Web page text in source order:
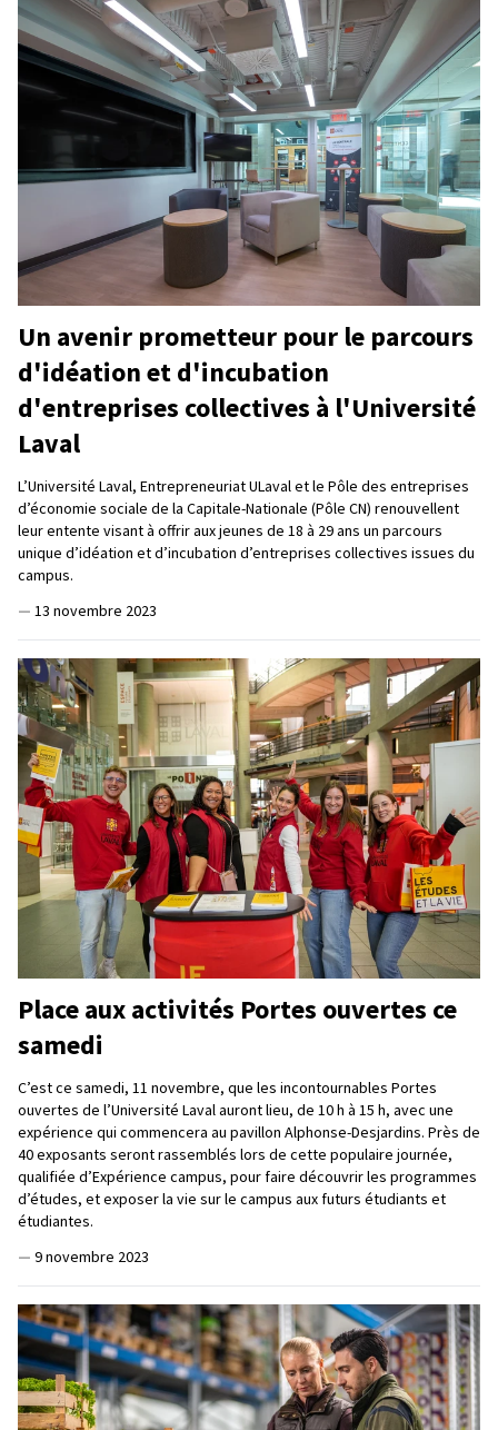
Un avenir prometteur pour le parcours
d'idéation et d'incubation
d'entreprises collectives à l'Université
Laval
L’Université Laval, Entrepreneuriat ULaval et le Pôle des entreprises
d’économie sociale de la Capitale-Nationale (Pôle CN) renouvellent
leur entente visant à offrir aux jeunes de 18 à 29 ans un parcours
unique d’idéation et d’incubation d’entreprises collectives issues du
campus.
— 13 novembre 2023
Place aux activités Portes ouvertes ce
samedi
C’est ce samedi, 11 novembre, que les incontournables Portes
ouvertes de l’Université Laval auront lieu, de 10 h à 15 h, avec une
expérience qui commencera au pavillon Alphonse-Desjardins. Près de
40 exposants seront rassemblés lors de cette populaire journée,
qualifiée d’Expérience campus, pour faire découvrir les programmes
d’études, et exposer la vie sur le campus aux futurs étudiants et
étudiantes.
— 9 novembre 2023